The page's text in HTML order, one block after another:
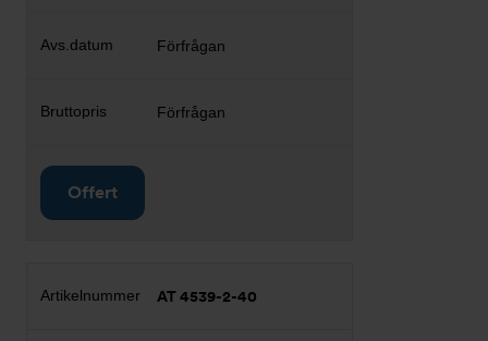
Förfrågan
Förfrågan
Offert
AT 4539-2-40